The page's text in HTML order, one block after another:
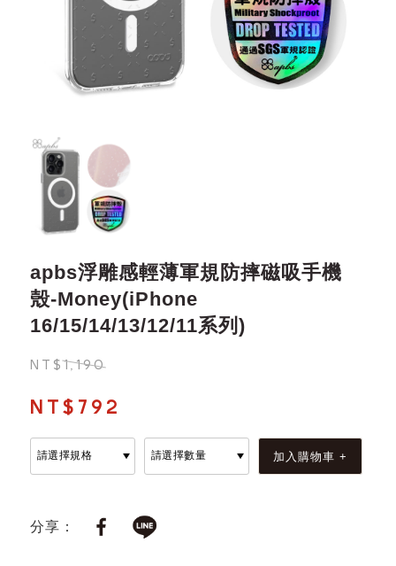
apbs浮雕感輕薄軍規防摔磁吸手機
殼-Money(iPhone
16/15/14/13/12/11系列)
NT$1,190
NT$792
分享：